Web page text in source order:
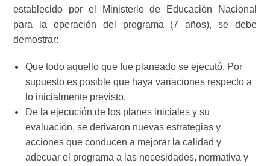
establecido por el Ministerio de Educación Nacional
para la operación del programa (7 años), se debe
demostrar:
Que todo aquello que fue planeado se ejecutó. Por
supuesto es posible que haya variaciones respecto a
lo inicialmente previsto.
De la ejecución de los planes iniciales y su
evaluación, se derivaron nuevas estrategias y
acciones que conducen a mejorar la calidad y
adecuar el programa a las necesidades, normativa y